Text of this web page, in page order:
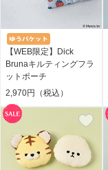
【WEB限定】Dick
Brunaキルティングフラ
ットポーチ
2,970円（税込）